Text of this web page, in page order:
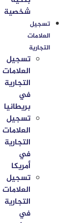
شخصية
تسجيل
العلامات
التجارية
تسجيل
العلامات
التجارية
في
بريطانيا
تسجيل
العلامات
التجارية
في
أمريكا
تسجيل
العلامات
التجارية
في